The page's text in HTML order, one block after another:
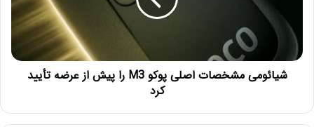
شیائومی مشخصات اصلی پوکو M3 را پیش از عرضه تأیید
کرد